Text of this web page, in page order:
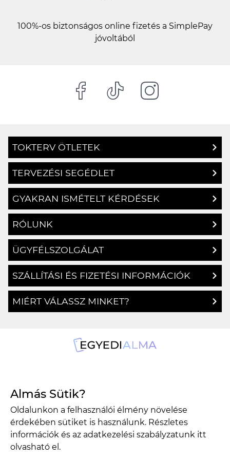
100%-os biztonságos online fizetés a SimplePay
jóvoltából
TOKTERV ÖTLETEK
TERVEZÉSI SEGÉDLET
GYAKRAN ISMÉTELT KÉRDÉSEK
RÓLUNK
ÜGYFÉLSZOLGÁLAT
SZÁLLÍTÁSI ÉS FIZETÉSI INFORMÁCIÓK
MIÉRT VÁLASSZ MINKET?
info@egyedialma.hu
1134 Budapest, Angyalföldi út 25.
Almás Sütik?
Oldalunkon a felhasználói élmény növelése
érdekében sütiket is használunk. Részletes
információk és az adatkezelési szabályzatunk itt
olvasható el.